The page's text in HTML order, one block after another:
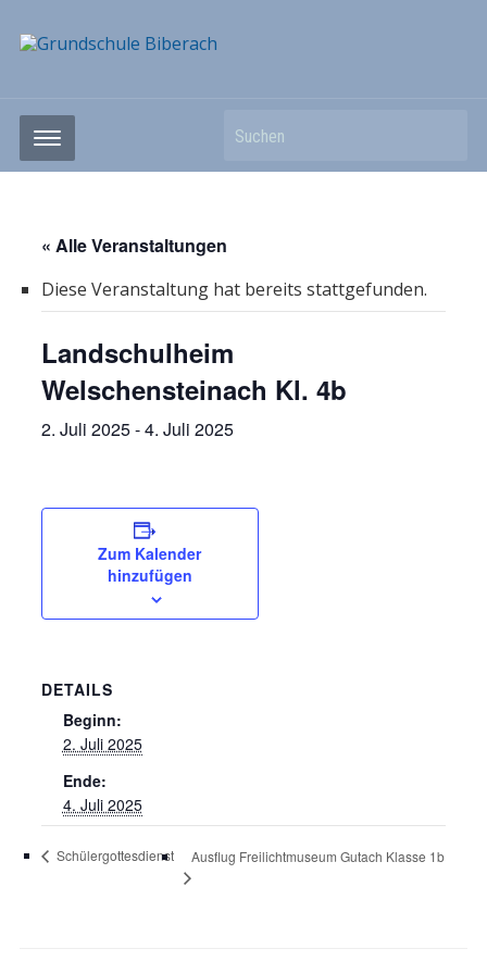
Suchen
« Alle Veranstaltungen
Diese Veranstaltung hat bereits stattgefunden.
Landschulheim
Welschensteinach Kl. 4b
2. Juli 2025-4. Juli 2025
Zum Kalender
hinzufügen
DETAILS
Beginn:
2. Juli 2025
Ende:
4. Juli 2025
Schülergottesdienst Ausflug Freilichtmuseum Gutach Klasse 1b